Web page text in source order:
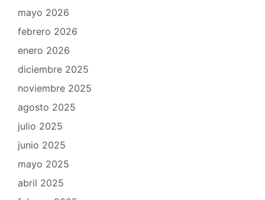
mayo 2026
febrero 2026
enero 2026
diciembre 2025
noviembre 2025
agosto 2025
julio 2025
junio 2025
mayo 2025
abril 2025